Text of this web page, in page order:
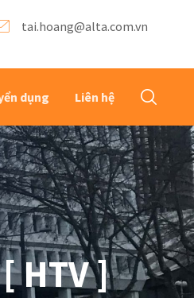
tai.hoang@alta.com.vn
dụng Liên hệ
HTV ]